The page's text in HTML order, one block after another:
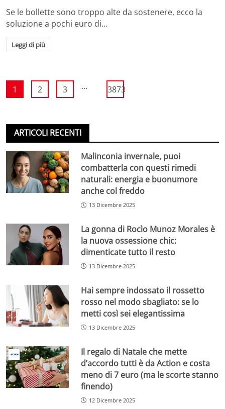
Se le bollette sono troppo alte da sostenere, ecco la
soluzione a pochi euro di…
Leggi di più
1 2 3 ... 3873
ARTICOLI RECENTI
Malinconia invernale, puoi
combatterla con questi rimedi
naturali: energia e buonumore
anche col freddo
13 Dicembre 2025
La gonna di Rocìo Munoz Morales è
la nuova ossessione chic:
dimenticate tutto il resto
13 Dicembre 2025
Hai sempre indossato il rossetto
rosso nel modo sbagliato: se lo
metti così sei elegantissima
13 Dicembre 2025
Il regalo di Natale che mette
d’accordo tutti è da Action e costa
meno di 7 euro (ma le scorte stanno
finendo)
12 Dicembre 2025